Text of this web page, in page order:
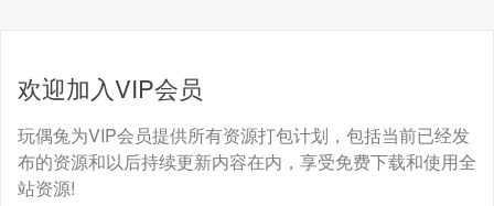
欢迎加入VIP会员
玩偶兔为VIP会员提供所有资源打包计划，包括当前已经发
布的资源和以后持续更新内容在内，享受免费下载和使用全
站资源!